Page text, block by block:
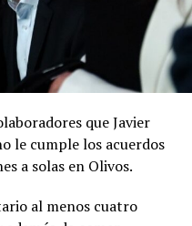
que Javier
le cumple los acuerdos
a solas en Olivos.
al menos cuatro